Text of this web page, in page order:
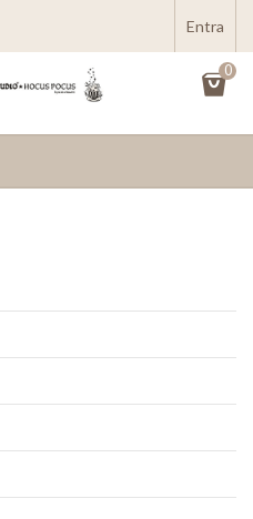
Entra
0